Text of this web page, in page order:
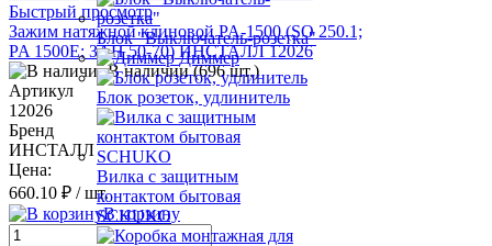
Блок "Выключатель-розетка"
Диммер
Блок розеток, удлинитель
Вилка с защитным
контактом бытовая
SCHUKO
Быстрый просмотр
Зажим натяжной клиновой PA-1500 (SO 250.1;
PA 1500E; ЗАН 50-70) ИНСТАЛЛ 12026
В наличии (696 шт.)
Артикул
12026
Бренд
ИНСТАЛЛ
Цена:
660.10 ₽ / шт.
В корзину